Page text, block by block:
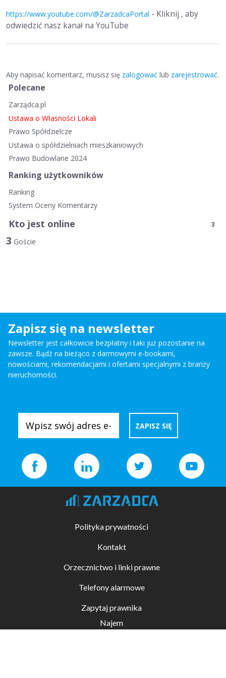
https://www.youtube.com/@ZarzadcaPortal - Kliknij , aby
odwiedzić nasz kanał na YouTube
Aby napisać komentarz, musisz się zalogować lub zarejestrować.
S
y
b
k
e
k
Polecane
Zarządca.pl
Ustawa o Własności Lokali
Prawo Spółdzielcze
Ustawa o spółdzielniach mieszkaniowych
Prawo Budowlane 2024
Ranking użytkowników
Ranking
System Oceny Komentarzy
Kto jest online 3
3 Goście
Zapisz się na newsletter
Newsletter jest całkowicie bezpłatny i taki już pozostanie na
zawsze. Bądź na bieżąco z darmowymi e-bookami,
nowościami, rekomendacjami i ofertami specjalnymi z branży
nieruchomości.
Polityka prywatności
Kontakt
Orzecznictwo i linki prawne
Telefony alarmowe
Zapytaj prawnika
Najem